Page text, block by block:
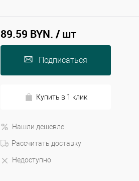
89.59 BYN. / шт
Подписаться
Купить в 1 клик
Нашли дешевле
Рассчитать доставку
Недоступно